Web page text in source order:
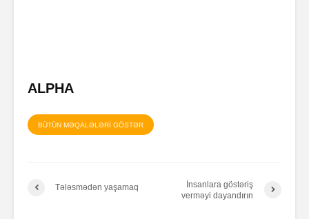
ALPHA
BÜTÜN MƏQALƏLƏRİ GÖSTƏR
Tələsmədən yaşamaq
İnsanlara göstəriş
verməyi dayandırın